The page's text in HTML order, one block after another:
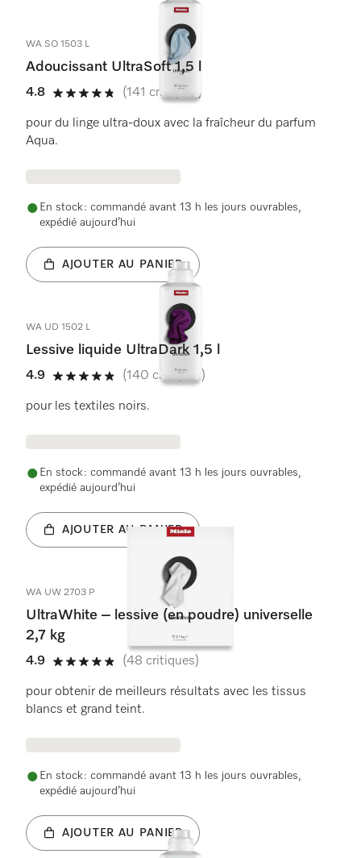
WA SO 1503 L
Adoucissant UltraSoft 1,5 l
4.8
4.8 étoiles sur 5
(141 critiques)
pour du linge ultra-doux avec la fraîcheur du parfum
Aqua.
En stock : commandé avant 13 h les jours ouvrables,
expédié aujourd’hui
AJOUTER AU PANIER
WA UD 1502 L
Lessive liquide UltraDark 1,5 l
4.9
4.9 étoiles sur 5
(140 critiques)
pour les textiles noirs.
En stock : commandé avant 13 h les jours ouvrables,
expédié aujourd’hui
AJOUTER AU PANIER
WA UW 2703 P
UltraWhite – lessive (en poudre) universelle
2,7 kg
4.9
4.9 étoiles sur 5
(48 critiques)
pour obtenir de meilleurs résultats avec les tissus
blancs et grand teint.
En stock : commandé avant 13 h les jours ouvrables,
expédié aujourd’hui
AJOUTER AU PANIER